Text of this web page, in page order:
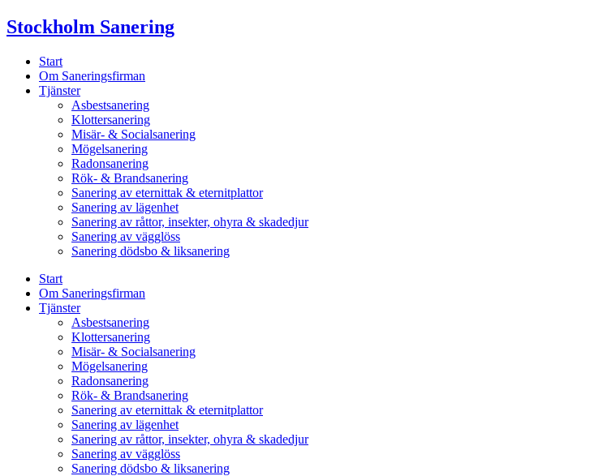
Skip
to
Stockholm Sanering
Start
Om Saneringsfirman
Tjänster
Asbestsanering
Klottersanering
Misär- & Socialsanering
Mögelsanering
Radonsanering
Rök- & Brandsanering
Sanering av eternittak & eternitplattor
Sanering av lägenhet
Sanering av råttor, insekter, ohyra & skadedjur
Sanering av vägglöss
Sanering dödsbo & liksanering
Start
Om Saneringsfirman
Tjänster
Asbestsanering
Klottersanering
Misär- & Socialsanering
Mögelsanering
Radonsanering
Rök- & Brandsanering
Sanering av eternittak & eternitplattor
Sanering av lägenhet
Sanering av råttor, insekter, ohyra & skadedjur
Sanering av vägglöss
Sanering dödsbo & liksanering